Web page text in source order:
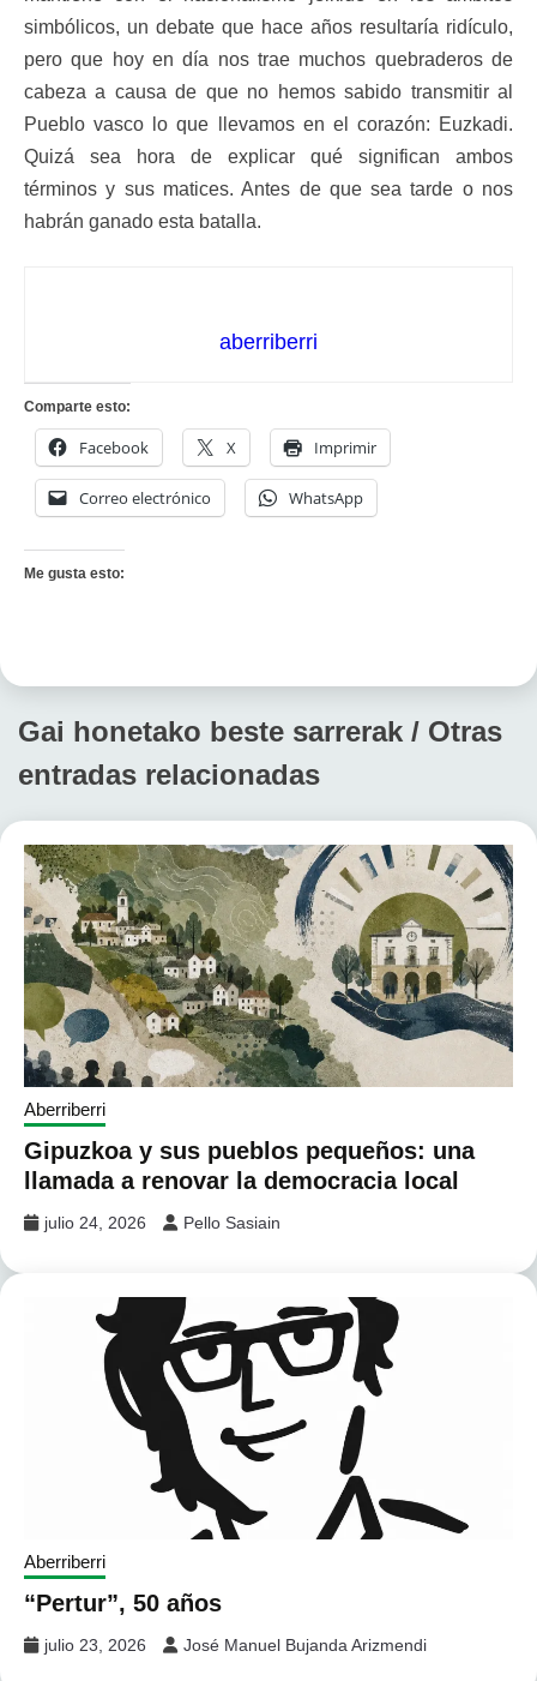
simbólicos, un debate que hace años resultaría ridículo,
pero que hoy en día nos trae muchos quebraderos de
cabeza a causa de que no hemos sabido transmitir al
Pueblo vasco lo que llevamos en el corazón: Euzkadi.
Quizá sea hora de explicar qué significan ambos
términos y sus matices. Antes de que sea tarde o nos
habrán ganado esta batalla.
aberriberri
Comparte esto:
Facebook X Imprimir
Correo electrónico WhatsApp
Me gusta esto:
Gai honetako beste sarrerak / Otras
entradas relacionadas
Aberriberri
Gipuzkoa y sus pueblos pequeños: una
llamada a renovar la democracia local
julio 24, 2026 Pello Sasiain
Aberriberri
“Pertur”, 50 años
julio 23, 2026 José Manuel Bujanda Arizmendi